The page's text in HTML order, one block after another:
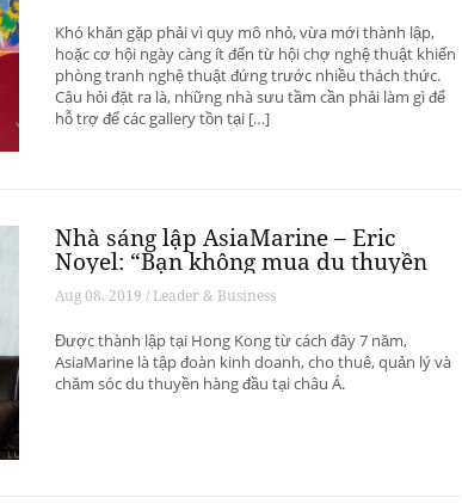
Khó khăn gặp phải vì quy mô nhỏ, vừa mới thành lập,
hoặc cơ hội ngày càng ít đến từ hội chợ nghệ thuật khiến
phòng tranh nghệ thuật đứng trước nhiều thách thức.
Câu hỏi đặt ra là, những nhà sưu tầm cần phải làm gì để
hỗ trợ để các gallery tồn tại […]
Nhà sáng lập AsiaMarine – Eric
Noyel: “Bạn không mua du thuyền
để đầu tư sinh lời”
Aug 08, 2019 / Leader & Business
Được thành lập tại Hong Kong từ cách đây 7 năm,
AsiaMarine là tập đoàn kinh doanh, cho thuê, quản lý và
chăm sóc du thuyền hàng đầu tại châu Á.